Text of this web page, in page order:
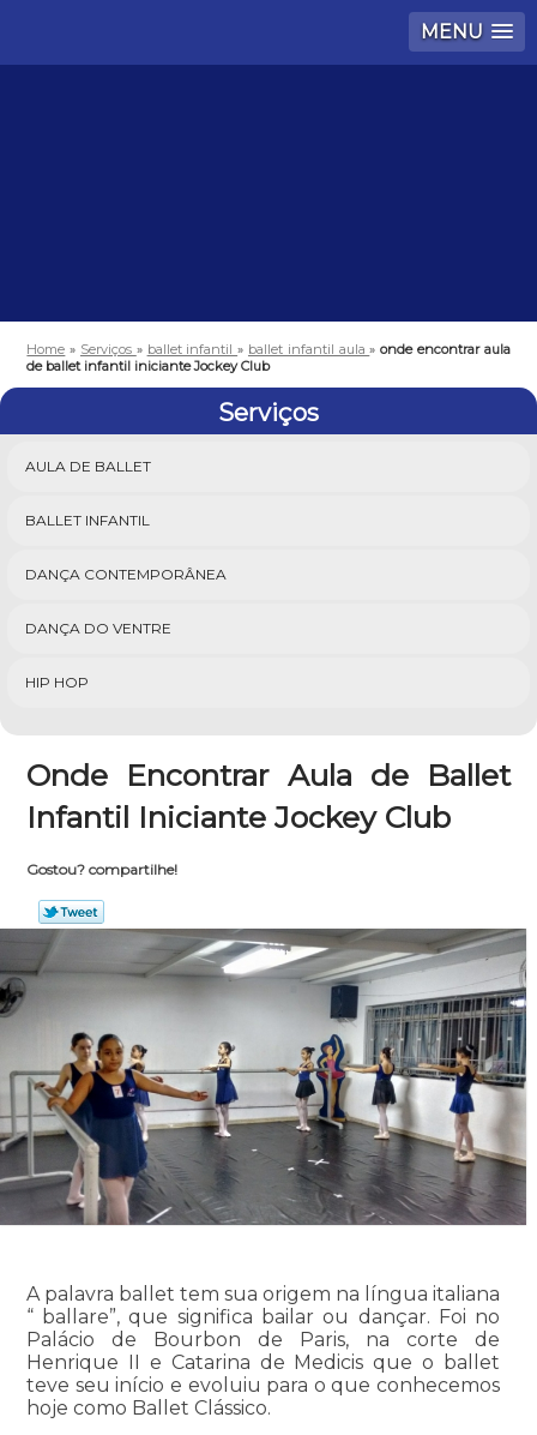
MENU
Home » Serviços » ballet infantil» ballet infantil aula»onde encontrar aula
de ballet infantil iniciante Jockey Club
Serviços
AULA DE BALLET
BALLET INFANTIL
DANÇA CONTEMPORÂNEA
DANÇA DO VENTRE
HIP HOP
Onde Encontrar Aula de Ballet
Infantil Iniciante Jockey Club
Gostou? compartilhe!
A palavra ballet tem sua origem na língua italiana
“ ballare”, que significa bailar ou dançar. Foi no
Palácio de Bourbon de Paris, na corte de
Henrique II e Catarina de Medicis que o ballet
teve seu início e evoluiu para o que conhecemos
hoje como Ballet Clássico.